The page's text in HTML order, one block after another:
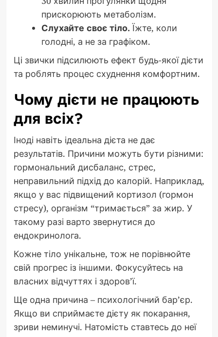
прискорюють метаболізм.
Слухайте своє тіло. Їжте, коли
голодні, а не за графіком.
Ці звички підсилюють ефект будь-якої дієти
та роблять процес схуднення комфортним.
Чому дієти не працюють
для всіх?
Іноді навіть ідеальна дієта не дає
результатів. Причини можуть бути різними:
гормональний дисбаланс, стрес,
неправильний підхід до калорій. Наприклад,
якщо у вас підвищений кортизол (гормон
стресу), організм “тримається” за жир. У
такому разі варто звернутися до
ендокринолога.
Кожне тіло унікальне, тож не порівнюйте
свій прогрес із іншими. Фокусуйтесь на
власних відчуттях і здоров’ї.
Ще одна причина – психологічний бар’єр.
Якщо ви сприймаєте дієту як покарання,
зриви неминучі. Натомість ставтесь до неї